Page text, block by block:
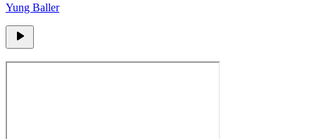
Yung Baller